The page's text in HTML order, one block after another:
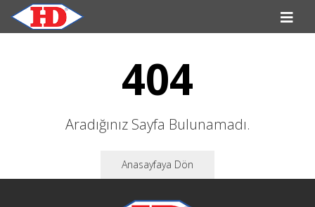
404
Aradığınız Sayfa Bulunamadı.
Anasayfaya Dön